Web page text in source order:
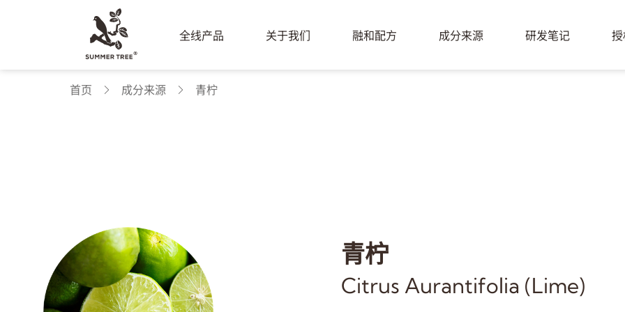
全线产品 关于我们 融和配方 成分来源 研发笔记
首页 成分来源 青柠
青柠
Citrus Aurantifolia (Lime)